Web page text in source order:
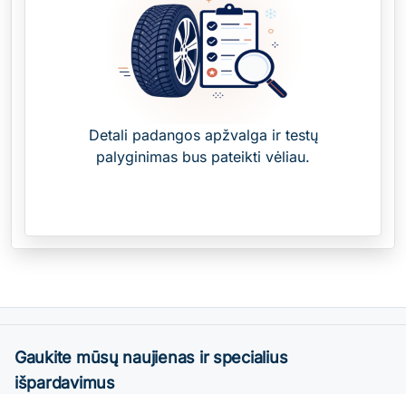
Detali padangos apžvalga ir testų
palyginimas bus pateikti vėliau.
Gaukite mūsų naujienas ir specialius
išpardavimus